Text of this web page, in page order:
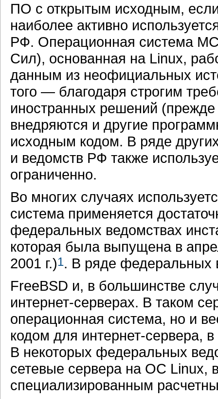
ПО с открытым исходным,
наиболее активно
РФ. Операционная система
Сил), основанная на Linux,
данным из неофициальных
того — благодаря строгим
иностранных решений (прежде
внедряются и другие
исходным кодом. В ряде
и ведомств РФ также
ограниченно.
Во многих случаях
система применяется
федеральных ведомствах
которая была выпущена в
2001 г.)1. В ряде федеральных
FreeBSD и, в большинстве
интернет-серверах. В таком
операционная система, но и
кодом для интернет-сервера,
В некоторых федеральных
сетевые сервера на ОС Linux,
специализированным